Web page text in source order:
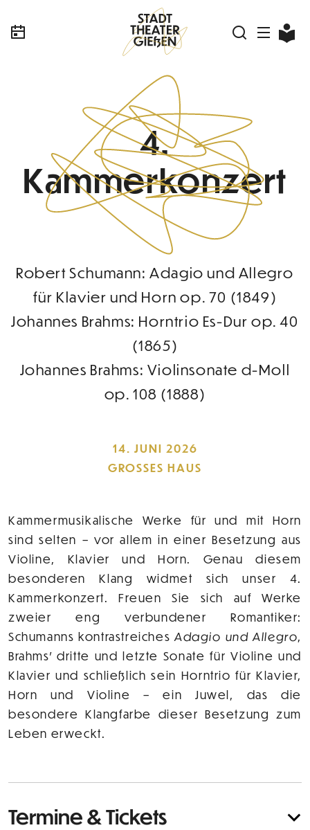
4.
Kammerkonzert
Robert Schumann: Adagio und Allegro
für Klavier und Horn op. 70 (1849)
Johannes Brahms: Horntrio Es-Dur op. 40
(1865)
Johannes Brahms: Violinsonate d-Moll
op. 108 (1888)
14. JUNI 2026
GROSSES HAUS
Kammermusikalische Werke für und mit Horn
sind selten – vor allem in einer Besetzung aus
Violine, Klavier und Horn. Genau diesem
besonderen Klang widmet sich unser 4.
Kammerkonzert. Freuen Sie sich auf Werke
zweier eng verbundener Romantiker:
Schumanns kontrastreichesAdagio und Allegro,
Brahms’ dritte und letzte Sonate für Violine und
Klavier und schließlich sein Horntrio für Klavier,
Horn und Violine – ein Juwel, das die
besondere Klangfarbe dieser Besetzung zum
Leben erweckt.
Termine & Tickets